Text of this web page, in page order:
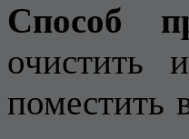
Способ
очистить
поместить